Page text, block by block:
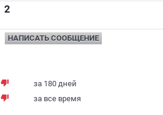
2
НАПИСАТЬ СООБЩЕНИЕ
thumb_down за 180 дней
thumb_down за все время